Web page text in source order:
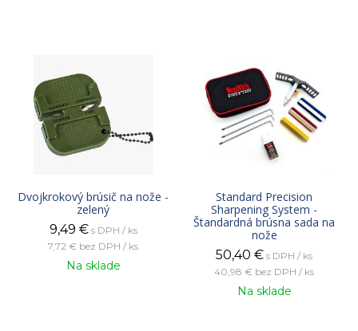
Dvojkrokový brúsič na nože -
zelený
9,49 € s DPH / ks
7,72 € bez DPH / ks
Na sklade
Standard Precision
Sharpening System -
Štandardná brúsna sada na
nože
50,40 € s DPH / ks
40,98 € bez DPH / ks
Na sklade